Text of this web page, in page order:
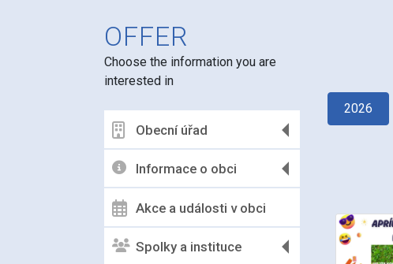
OFFER
Choose the information you are
interested in
Obecní úřad
Informace o obci
Akce a události v obci
Spolky a instituce
2026